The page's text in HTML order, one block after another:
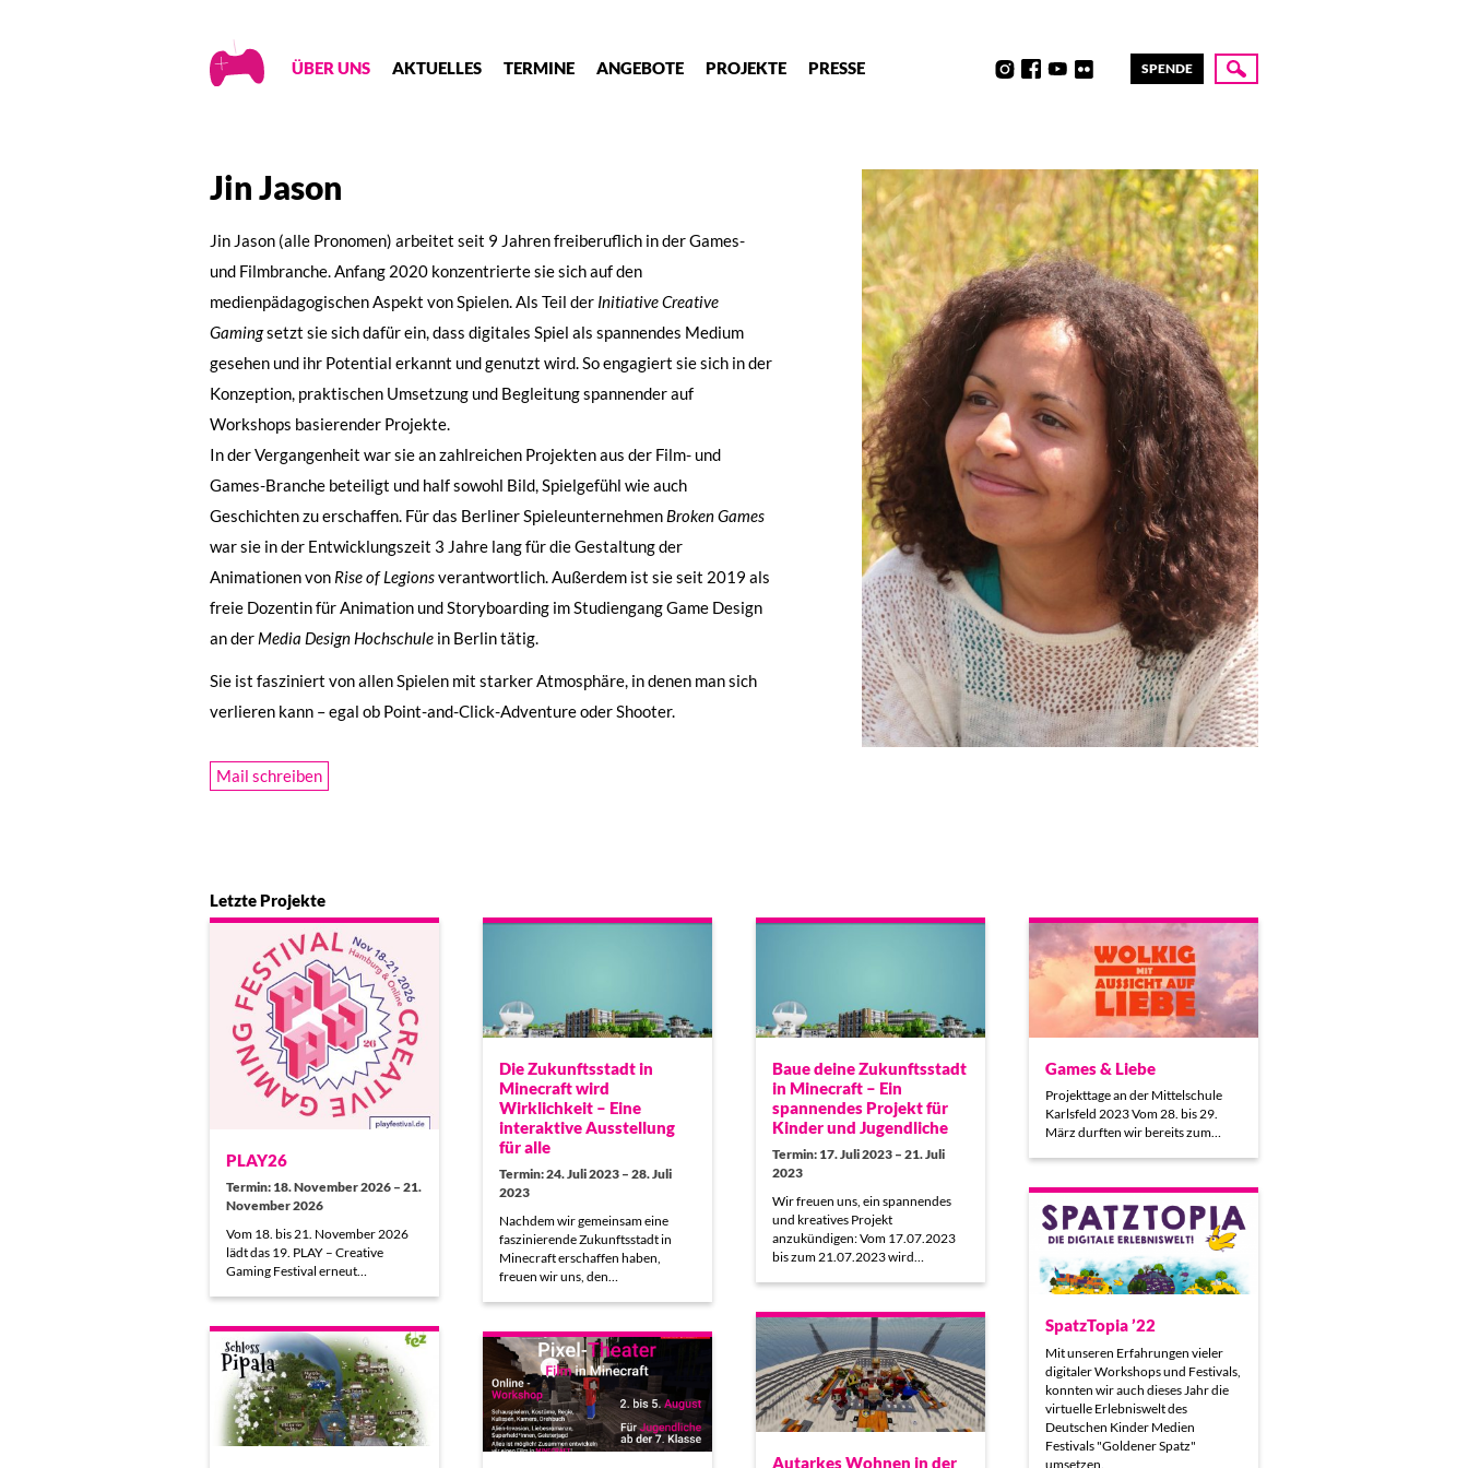
Creative
Gaming
ÜBER UNS AKTUELLES TERMINE ANGEBOTE PROJEKTE PRESSE SPENDE
Suche
Jin Jason
Jin Jason (alle Pronomen) arbeitet seit 9 Jahren freiberuflich in der Games-
und Filmbranche. Anfang 2020 konzentrierte sie sich auf den
medienpädagogischen Aspekt von Spielen. Als Teil der Initiative Creative
Gamingsetzt sie sich dafür ein, dass digitales Spiel als spannendes Medium
gesehen und ihr Potential erkannt und genutzt wird. So engagiert sie sich in der
Konzeption, praktischen Umsetzung und Begleitung spannender auf
Workshops basierender Projekte.
In der Vergangenheit war sie an zahlreichen Projekten aus der Film- und
Games-Branche beteiligt und half sowohl Bild, Spielgefühl wie auch
Geschichten zu erschaffen. Für das Berliner Spieleunternehmen Broken Games
war sie in der Entwicklungszeit 3 Jahre lang für die Gestaltung der
Animationen von Rise of Legionsverantwortlich. Außerdem ist sie seit 2019 als
freie Dozentin für Animation und Storyboarding im Studiengang Game Design
an der Media Design Hochschule in Berlin tätig.
Sie ist fasziniert von allen Spielen mit starker Atmosphäre, in denen man sich
verlieren kann – egal ob Point-and-Click-Adventure oder Shooter.
Mail schreiben
Letzte Projekte
PLAY26
Termin: 18. November 2026 – 21.
November 2026
Vom 18. bis 21. November 2026
lädt das 19. PLAY – Creative
Gaming Festival erneut…
Die Zukunftsstadt in
Minecraft wird
Wirklichkeit – Eine
interaktive Ausstellung
für alle
Termin: 24. Juli 2023 – 28. Juli
2023
Nachdem wir gemeinsam eine
faszinierende Zukunftsstadt in
Minecraft erschaffen haben,
freuen wir uns, den…
Baue deine Zukunftsstadt
in Minecraft – Ein
spannendes Projekt für
Kinder und Jugendliche
Termin: 17. Juli 2023 – 21. Juli
2023
Wir freuen uns, ein spannendes
und kreatives Projekt
anzukündigen: Vom 17.07.2023
bis zum 21.07.2023 wird…
Games & Liebe
Projekttage an der Mittelschule
Karlsfeld 2023 Vom 28. bis 29.
März durften wir bereits zum…
SpatzTopia ’22
Mit unseren Erfahrungen vieler
digitaler Workshops und Festivals,
konnten wir auch dieses Jahr die
virtuelle Erlebniswelt des
Deutschen Kinder Medien
Festivals "Goldener Spatz"
umsetzen.
Autarkes Wohnen in der